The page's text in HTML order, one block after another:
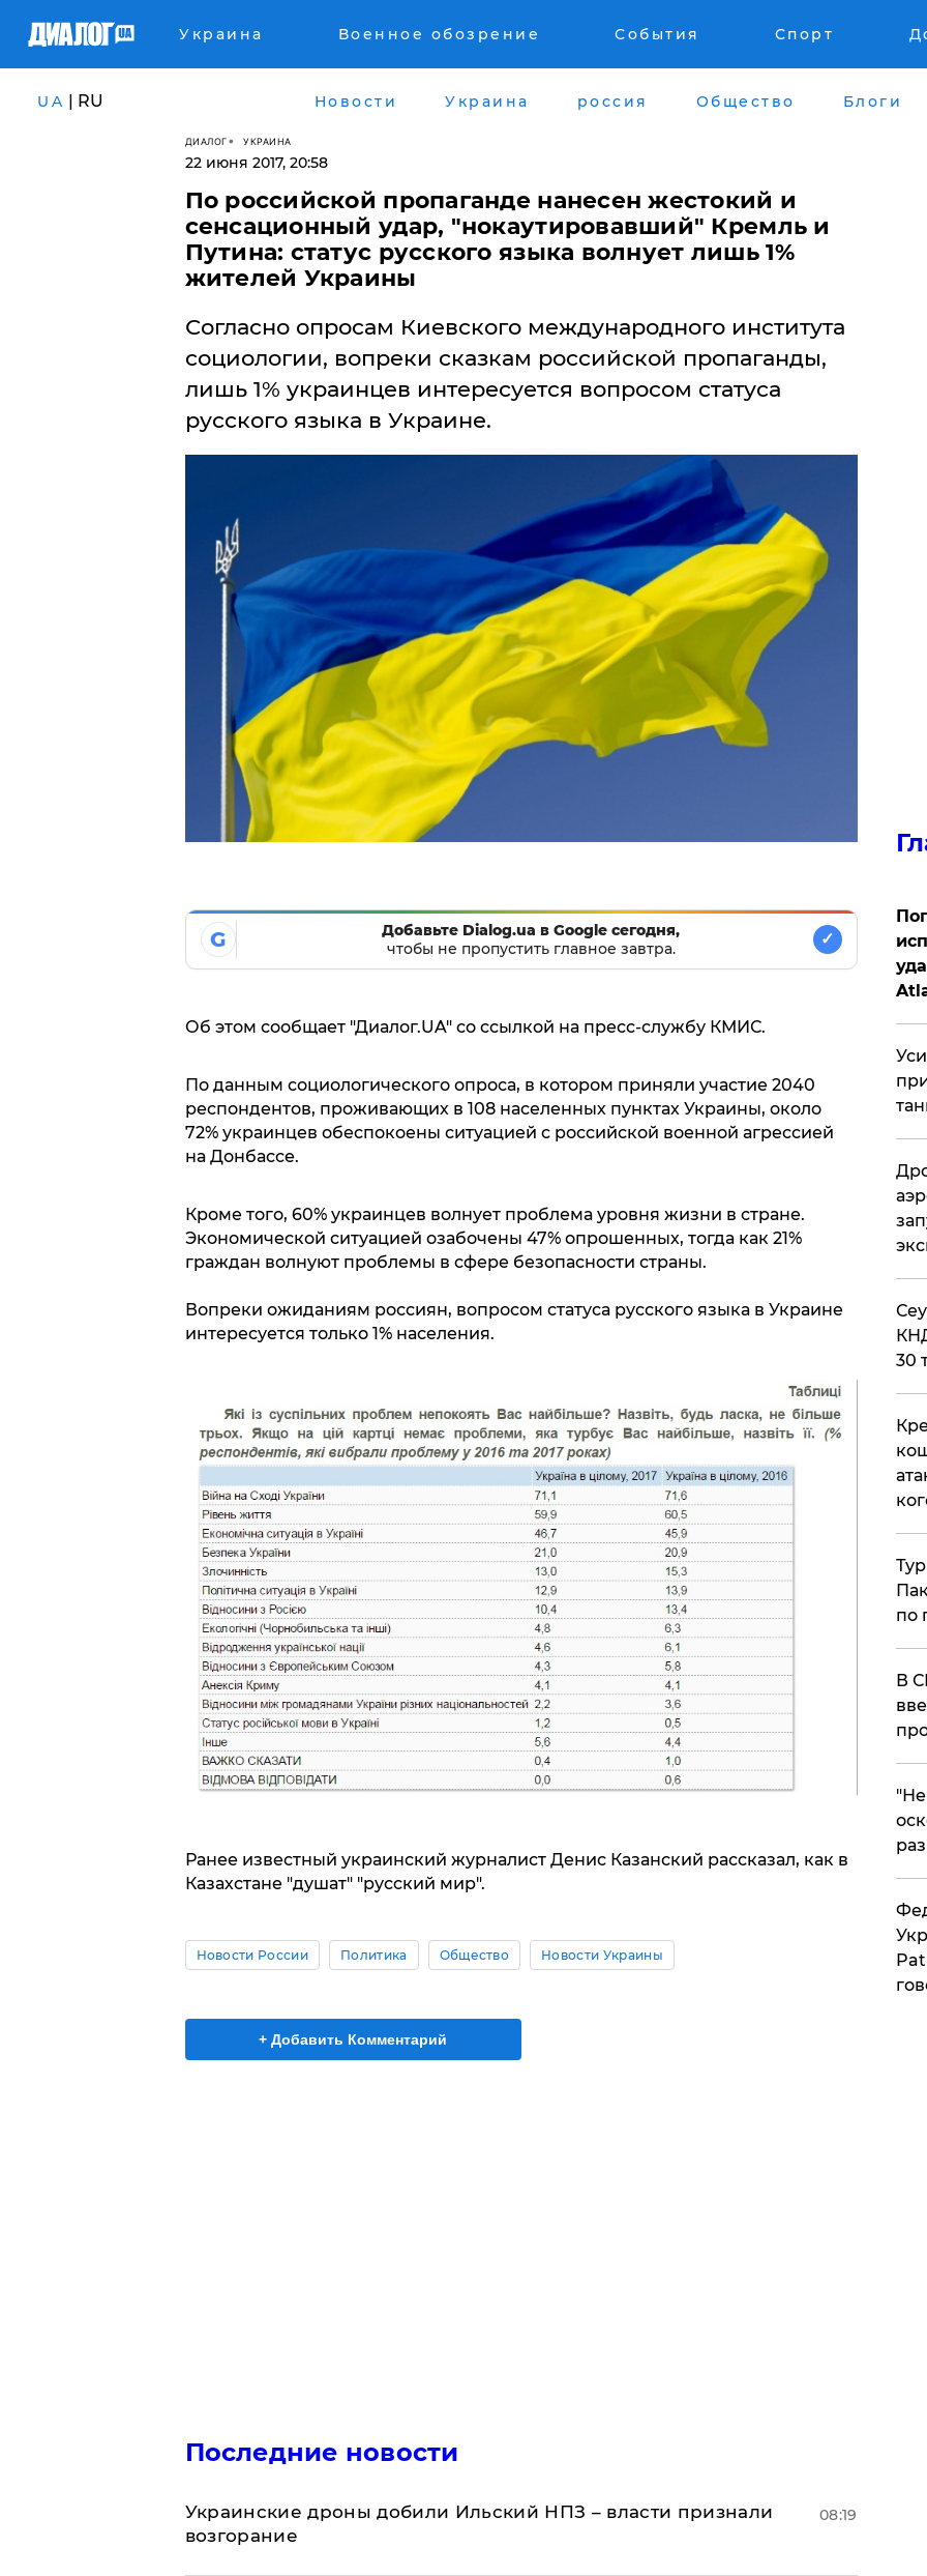
Украина Военное обозрение События Спорт
UA | RU Новости Украина россия Общество Блоги
ДИАЛОГ УКРАИНА
22 июня 2017, 20:58
По российской пропаганде нанесен жестокий и
сенсационный удар, "нокаутировавший" Кремль и
Путина: статус русского языка волнует лишь 1%
жителей Украины
Согласно опросам Киевского международного института
социологии, вопреки сказкам российской пропаганды,
лишь 1% украинцев интересуется вопросом статуса
русского языка в Украине.
G
Добавьте Dialog.ua в Google сегодня,
чтобы не пропустить главное завтра.
✓
Об этом сообщает "Диалог.UA" со ссылкой на пресс-службу КМИС.
По данным социологического опроса, в котором приняли участие 2040
респондентов, проживающих в 108 населенных пунктах Украины, около
72% украинцев обеспокоены ситуацией с российской военной агрессией
на Донбассе.
Кроме того, 60% украинцев волнует проблема уровня жизни в стране.
Экономической ситуацией озабочены 47% опрошенных, тогда как 21%
граждан волнуют проблемы в сфере безопасности страны.
Вопреки ожиданиям россиян, вопросом статуса русского языка в Украине
интересуется только 1% населения.
Ранее известный украинский журналист Денис Казанский рассказал, как в
Казахстане "душат" "русский мир".
Новости России Политика Общество Новости Украины
+ Добавить Комментарий
Последние новости
Украинские дроны добили Ильский НПЗ – власти признали
возгорание
08:19
30
по
В